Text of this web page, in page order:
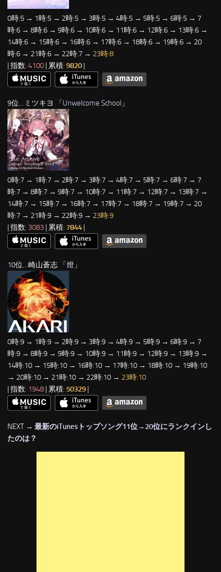
0時:5 → 1時:5 → 2時:5 → 3時:5 → 4時:5 → 5時:5 → 6時:5 → 7
時:6 → 8時:6 → 9時:6 → 10時:6 → 11時:6 → 12時:6 → 13時:6 →
14時:6 → 15時:6 → 16時:6 → 17時:6 → 18時:6 → 19時:6 → 20
時:6 → 21時:6 → 22時:7 → 23時:8
| 指数: 4100 | 累積: 9820 |
9位…ミツキヨ 「Unwelcome School 」
0時:7 → 1時:7 → 2時:7 → 3時:7 → 4時:7 → 5時:7 → 6時:7 → 7
時:7 → 8時:7 → 9時:7 → 10時:7 → 11時:7 → 12時:7 → 13時:7 →
14時:7 → 15時:7 → 16時:7 → 17時:7 → 18時:7 → 19時:7 → 20
時:7 → 21時:9 → 22時:9 → 23時:9
| 指数: 3083 | 累積: 7844 |
10位…崎山蒼志 「燈 」
0時:9 → 1時:9 → 2時:9 → 3時:9 → 4時:9 → 5時:9 → 6時:9 → 7
時:9 → 8時:9 → 9時:9 → 10時:9 → 11時:9 → 12時:9 → 13時:9 →
14時:10 → 15時:10 → 16時:10 → 17時:10 → 18時:10 → 19時:10
→ 20時:10 → 21時:10 → 22時:10 → 23時:10
| 指数: 1948 | 累積: 50329 |
NEXT → 最新のiTunesトップソング11位→20位にランクインし
たのは？